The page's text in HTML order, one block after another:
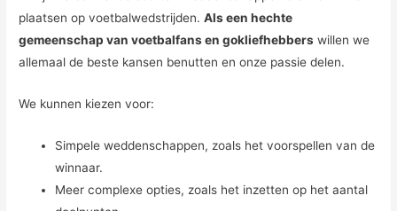
plaatsen op voetbalwedstrijden.Als een hechte
gemeenschap van voetbalfans en gokliefhebbers willen we
allemaal de beste kansen benutten en onze passie delen.
We kunnen kiezen voor:
Simpele weddenschappen, zoals het voorspellen van de
winnaar.
Meer complexe opties, zoals het inzetten op het aantal